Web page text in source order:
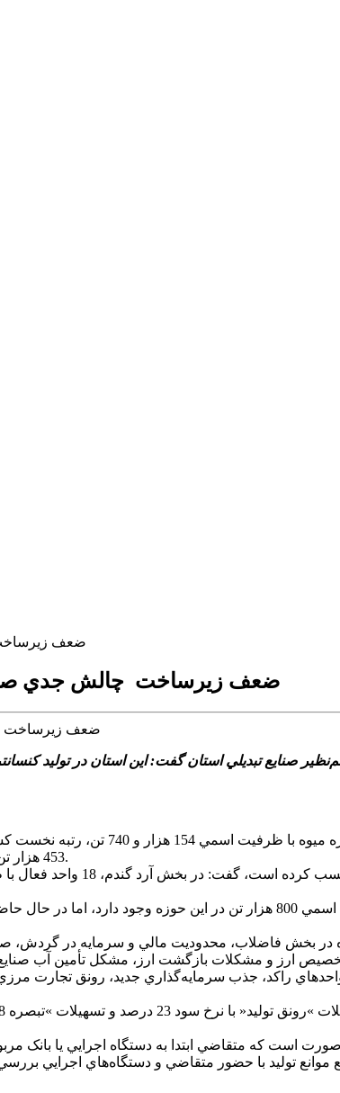
ضعف زيرساخت
ضعف زيرساخت ‌ چالش‌ جدي
صنايع تبديلي استان گفت: اين استان در توليد
453 هزار تن، باز هم جايگاه اول را به خود اختصاص داده است.
وي با بيان اينکه استان در توليد پوره
سرپرست صمت استان با اشاره به وضعيت توليد آبميوه گفت: اگرچه 35 واحد توليدي با ظرفيت اسمي
بخش فاضلاب، محدوديت مالي و سرمايه در گردش،
راکد، جذب سرمايه‌گذاري جديد، رونق تجارت
است که متقاضي ابتدا به دستگاه اجرايي يا
توليد با حضور متقاضي و دستگاه‌هاي اجرايي بررسي